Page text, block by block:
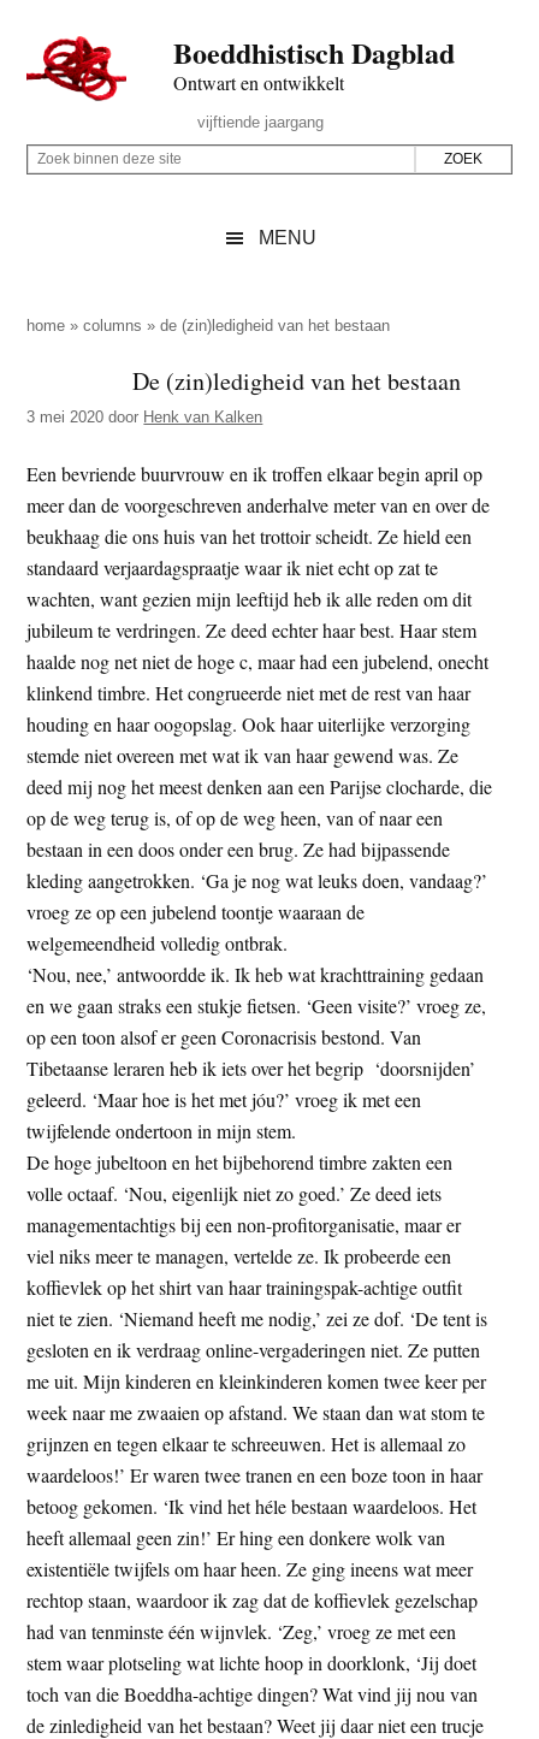
naar
de
inhoud
secondary
naar
de
sidebar
naar
de
Boeddhistisch Dagblad
Ontwart en ontwikkelt
Rechts
vijftiende jaargang
Z
p
z
e
s
i
t
e
Z
i
e
d
e
z
e
s
i
t
e
MENU
home »columns »de (zin)ledigheid van het bestaan
De (zin)ledigheid van het bestaan
3 mei 2020 door Henk van Kalken
Een bevriende buurvrouw en ik troffen elkaar begin april op
meer dan de voorgeschreven anderhalve meter van en over de
beukhaag die ons huis van het trottoir scheidt. Ze hield een
standaard verjaardagspraatje waar ik niet echt op zat te
wachten, want gezien mijn leeftijd heb ik alle reden om dit
jubileum te verdringen. Ze deed echter haar best. Haar stem
haalde nog net niet de hoge c, maar had een jubelend, onecht
klinkend timbre. Het congrueerde niet met de rest van haar
houding en haar oogopslag. Ook haar uiterlijke verzorging
stemde niet overeen met wat ik van haar gewend was. Ze
deed mij nog het meest denken aan een Parijse clocharde, die
op de weg terug is, of op de weg heen, van of naar een
bestaan in een doos onder een brug. Ze had bijpassende
kleding aangetrokken. ‘Ga je nog wat leuks doen, vandaag?’
vroeg ze op een jubelend toontje waaraan de
welgemeendheid volledig ontbrak.
‘Nou, nee,’ antwoordde ik. Ik heb wat krachttraining gedaan
en we gaan straks een stukje fietsen. ‘Geen visite?’ vroeg ze,
op een toon alsof er geen Coronacrisis bestond. Van
Tibetaanse leraren heb ik iets over het begrip ‘doorsnijden’
geleerd. ‘Maar hoe is het met jóu?’ vroeg ik met een
twijfelende ondertoon in mijn stem.
De hoge jubeltoon en het bijbehorend timbre zakten een
volle octaaf. ‘Nou, eigenlijk niet zo goed.’ Ze deed iets
managementachtigs bij een non-profitorganisatie, maar er
viel niks meer te managen, vertelde ze. Ik probeerde een
koffievlek op het shirt van haar trainingspak-achtige outfit
niet te zien. ‘Niemand heeft me nodig,’ zei ze dof. ‘De tent is
gesloten en ik verdraag online-vergaderingen niet. Ze putten
me uit. Mijn kinderen en kleinkinderen komen twee keer per
week naar me zwaaien op afstand. We staan dan wat stom te
grijnzen en tegen elkaar te schreeuwen. Het is allemaal zo
waardeloos!’ Er waren twee tranen en een boze toon in haar
betoog gekomen. ‘Ik vind het héle bestaan waardeloos. Het
heeft allemaal geen zin!’ Er hing een donkere wolk van
existentiële twijfels om haar heen. Ze ging ineens wat meer
rechtop staan, waardoor ik zag dat de koffievlek gezelschap
had van tenminste één wijnvlek. ‘Zeg,’ vroeg ze met een
stem waar plotseling wat lichte hoop in doorklonk, ‘Jij doet
toch van die Boeddha-achtige dingen? Wat vind jij nou van
de zinledigheid van het bestaan? Weet jij daar niet een trucje